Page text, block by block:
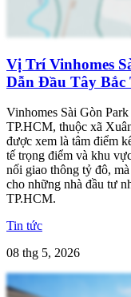
Vị Trí Vinhomes
Dẫn Đầu Tây Bắc
Vinhomes Sài Gòn
TP.HCM, thuộc xã
được xem là tâm điểm
tế trọng điểm và khu
nối giao thông tỷ đô,
cho những nhà đầu tư
TP.HCM.
Tin tức
08 thg 5, 2026